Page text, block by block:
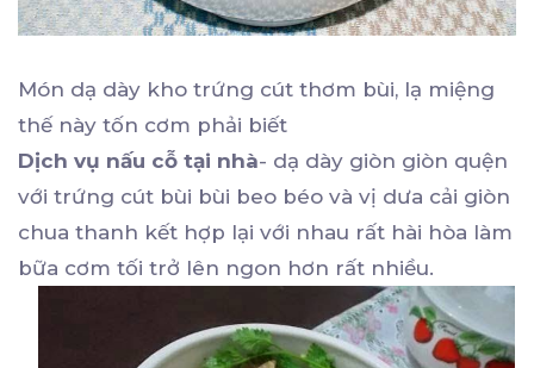
Món dạ dày kho trứng cút thơm bùi, lạ miệng
thế này tốn cơm phải biết
Dịch vụ nấu cỗ tại nhà- dạ dày giòn giòn quện
với trứng cút bùi bùi beo béo và vị dưa cải giòn
chua thanh kết hợp lại với nhau rất hài hòa làm
bữa cơm tối trở lên ngon hơn rất nhiều.